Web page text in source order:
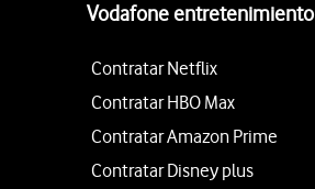
Vodafone entretenimiento
Contratar Netflix
Contratar HBO Max
Contratar Amazon Prime
Contratar Disney plus